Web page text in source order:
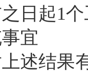
日起1
宜
述结果